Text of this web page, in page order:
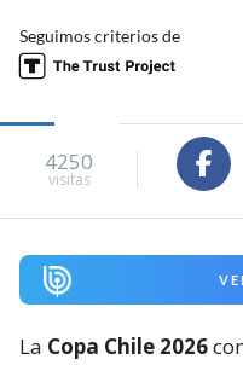
Seguimos criterios de
4250
visitas
La Copa Chile 2026